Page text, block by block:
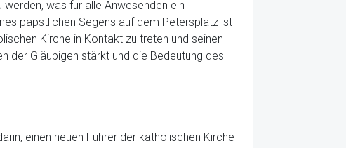
was für alle Anwesenden ein
päpstlichen Segens auf dem Petersplatz ist
Kirche in Kontakt zu treten und seinen
der Gläubigen stärkt und die Bedeutung des
einen neuen Führer der katholischen Kirche